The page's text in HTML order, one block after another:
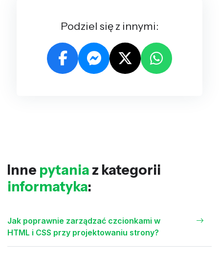
Podziel się z innymi:
Inne pytania z kategorii
informatyka:
Jak poprawnie zarządzać czcionkami w
HTML i CSS przy projektowaniu strony?